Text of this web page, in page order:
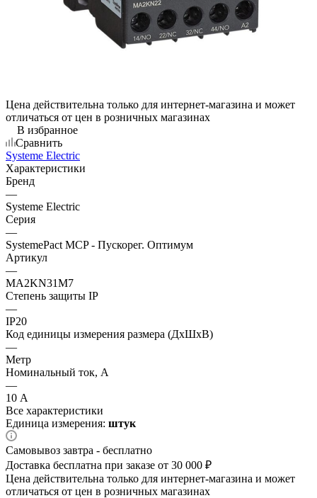
Цена действительна только для интернет-магазина и может
отличаться от цен в розничных магазинах
В избранное
Сравнить
Systeme Electric
Характеристики
Бренд
—
Systeme Electric
Серия
—
SystemePact MCP - Пускорег. Оптимум
Артикул
—
MA2KN31M7
Степень защиты IP
—
IP20
Код единицы измерения размера (ДхШхВ)
—
Метр
Номинальный ток, А
—
10 А
Все характеристики
Единица измерения: штук
Самовывоз завтра - бесплатно
Доставка бесплатна при заказе от 30 000 ₽
Цена действительна только для интернет-магазина и может
отличаться от цен в розничных магазинах